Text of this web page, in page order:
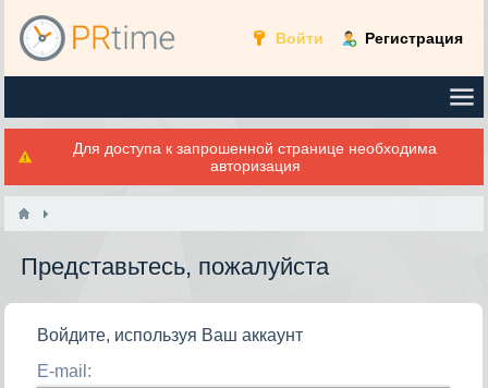
Войти Регистрация
Для доступа к запрошенной странице необходима
авторизация
Представьтесь, пожалуйста
Войдите, используя Ваш аккаунт
E-mail: